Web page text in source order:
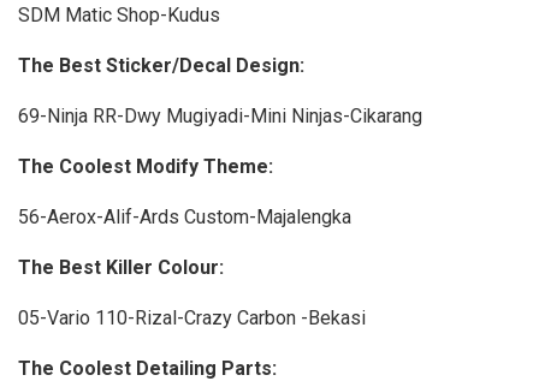
SDM Matic Shop-Kudus
The Best Sticker/Decal Design:
69-Ninja RR-Dwy Mugiyadi-Mini Ninjas-Cikarang
The Coolest Modify Theme:
56-Aerox-Alif-Ards Custom-Majalengka
The Best Killer Colour:
05-Vario 110-Rizal-Crazy Carbon -Bekasi
The Coolest Detailing Parts: